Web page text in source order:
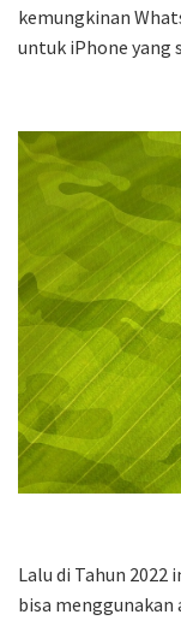
kemungkinan
untuk iPhone yang
Lalu di Tahun 2022
bisa menggunakan